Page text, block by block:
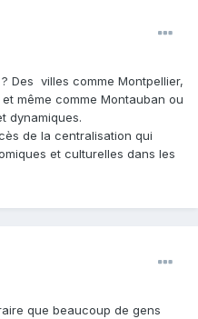
Des villes comme Montpellier,
même comme Montauban ou
dynamiques.
de la centralisation qui
et culturelles dans les
que beaucoup de gens